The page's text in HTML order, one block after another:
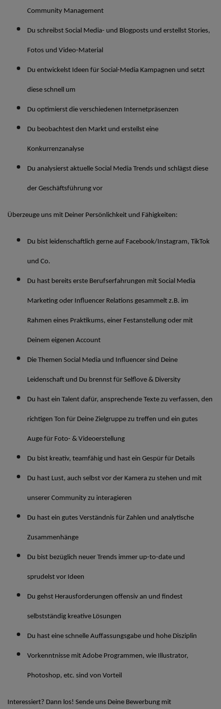
Community Management
Du schreibst Social Media- und Blogposts und erstellst Stories,
Fotos und Video-Material
Du entwickelst Ideen für Social-Media Kampagnen und setzt
diese schnell um
Du optimierst die verschiedenen Internetpräsenzen
Du beobachtest den Markt und erstellst eine
Konkurrenzanalyse
Du analysierst aktuelle Social Media Trends und schlägst diese
der Geschäftsführung vor
Überzeuge uns mit Deiner Persönlichkeit und Fähigkeiten:
Du bist leidenschaftlich gerne auf Facebook/Instagram, TikTok
und Co.
Du hast bereits erste Berufserfahrungen mit Social Media
Marketing oder Influencer Relations gesammelt z.B. im
Rahmen eines Praktikums, einer Festanstellung oder mit
Deinem eigenen Account
Die Themen Social Media und Influencer sind Deine
Leidenschaft und Du brennst für Selflove & Diversity
Du hast ein Talent dafür, ansprechende Texte zu verfassen, den
richtigen Ton für Deine Zielgruppe zu treffen und ein gutes
Auge für Foto- & Videoerstellung
Du bist kreativ, teamfähig und hast ein Gespür für Details
Du hast Lust, auch selbst vor der Kamera zu stehen und mit
unserer Community zu interagieren
Du hast ein gutes Verständnis für Zahlen und analytische
Zusammenhänge
Du bist bezüglich neuer Trends immer up-to-date und
sprudelst vor Ideen
Du gehst Herausforderungen offensiv an und findest
selbstständig kreative Lösungen
Du hast eine schnelle Auffassungsgabe und hohe Disziplin
Vorkenntnisse mit Adobe Programmen, wie Illustrator,
Photoshop, etc. sind von Vorteil
Interessiert? Dann los! Sende uns Deine Bewerbung mit